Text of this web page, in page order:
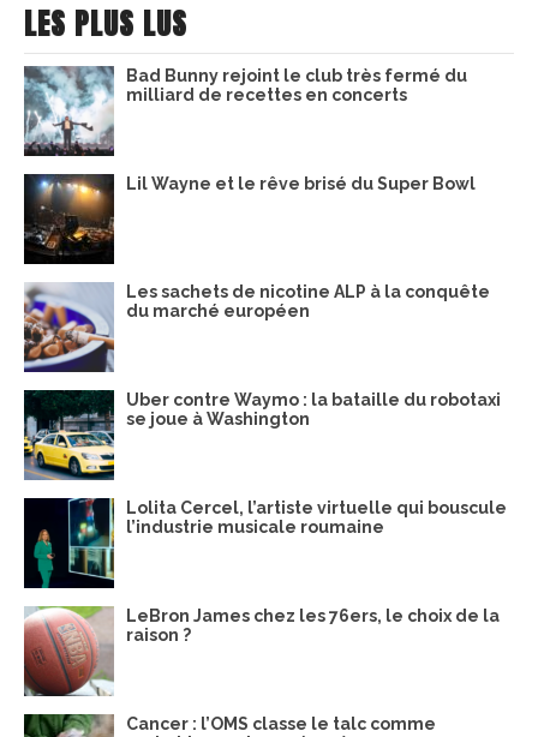
LES PLUS LUS
Bad Bunny rejoint le club très fermé du
milliard de recettes en concerts
Lil Wayne et le rêve brisé du Super Bowl
Les sachets de nicotine ALP à la conquête
du marché européen
Uber contre Waymo : la bataille du robotaxi
se joue à Washington
Lolita Cercel, l’artiste virtuelle qui bouscule
l’industrie musicale roumaine
LeBron James chez les 76ers, le choix de la
raison ?
Cancer : l’OMS classe le talc comme